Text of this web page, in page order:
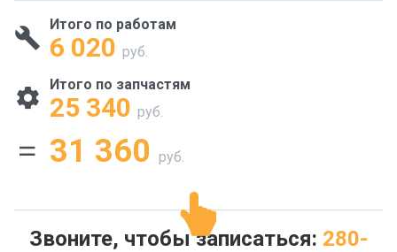
Итого по работам
6 020 руб.
Итого по запчастям
25 340 руб.
31 360 руб.
Звоните, чтобы записаться: 280-